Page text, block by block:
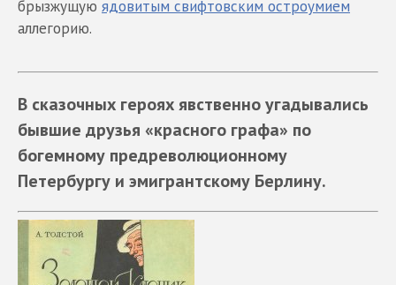
брызжущую ядовитым свифтовским остроумием
аллегорию.
В сказочных героях явственно угадывались
бывшие друзья «красного графа» по
богемному предреволюционному
Петербургу и эмигрантскому Берлину.